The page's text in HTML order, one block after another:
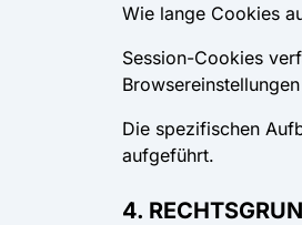
Wie lange Cookies
Session-Cookies
Die spezifischen
aufgeführt.
4.